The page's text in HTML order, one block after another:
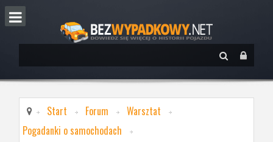
Start Forum
Warsztat
Pogadanki o samochodach